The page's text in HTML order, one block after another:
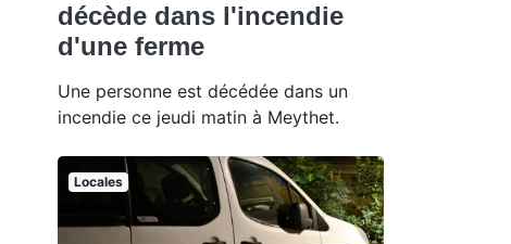
décède dans l'incendie
d'une ferme
Une personne est décédée dans un
incendie ce jeudi matin à Meythet.
Locales